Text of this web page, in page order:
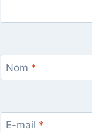
Nom *
E-mail *